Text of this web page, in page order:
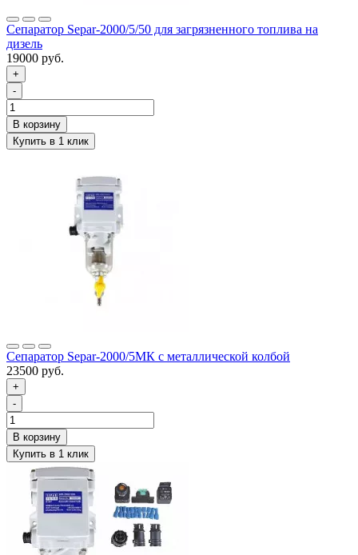
Сепаратор Separ-2000/5/50 для загрязненного топлива на
дизель
19000 руб.
+
-
Сепаратор Separ-2000/5МК с металлической колбой
23500 руб.
+
-